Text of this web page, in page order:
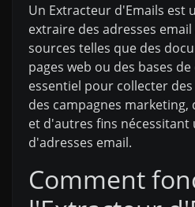
Un Extracteur d'Emails est
extraire des adresses
sources telles que des
pages web ou des bases
essentiel pour collecter
des campagnes marketing,
et d'autres fins
d'adresses email.
Comment